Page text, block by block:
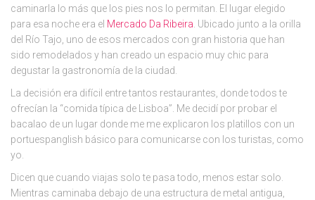
caminarla lo más que los pies nos lo permitan. El lugar elegido
para esa noche era el Mercado Da Ribeira. Ubicado junto a la orilla
del Río Tajo, uno de esos mercados con gran historia que han
sido remodelados y han creado un espacio muy chic para
degustar la gastronomía de la ciudad.
La decisión era difícil entre tantos restaurantes, donde todos te
ofrecían la “comida típica de Lisboa”. Me decidí por probar el
bacalao de un lugar donde me me explicaron los platillos con un
portuespanglish básico para comunicarse con los turistas, como
yo.
Dicen que cuando viajas solo te pasa todo, menos estar solo.
Mientras caminaba debajo de una estructura de metal antigua,